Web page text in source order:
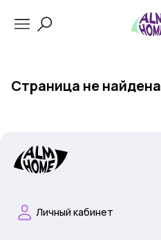
Страница не найдена
Личный кабинет